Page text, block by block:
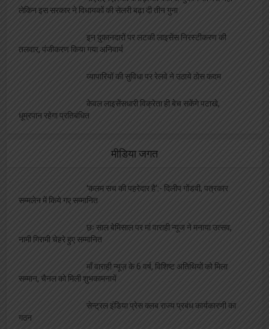
लेकिन इस सरकार ने विधायकों की सेलरी बढ़ा दी तीन गुना
इन दुकानदारों पर लटकी लाइसेंस निरस्टीकरण की
तलवार, पंजीकरण किया गया अनिवार्य
व्यापारियों की सुविधा पर रेलवे ने उठाये ठोस कदम
केवल लाइसेंसधारी विक्रेता ही बेच सकेंगे पटाखे,
धूम्रपान रहेगा प्रतिबंधित
मीडिया जगत
‘कलम सच की पहरेदार है’:- दिलीप गोंडवी, पत्रकार
सम्मलेन में किये गए सम्मानित
छः साल बेमिसाल पर मां वाराही न्यूज ने मनाया उत्सव,
नामी गिरामी चेहरे हुए सम्मानित
माँ वाराही न्यूज़ के 6 वर्ष, विशिष्ट अतिथियों को मिला
सम्मान, चैनल को मिली शुभकामनायें
सेन्ट्रल इंडिया प्रेस क्लब राज्य प्रबंध कार्यकारणी का
गठन